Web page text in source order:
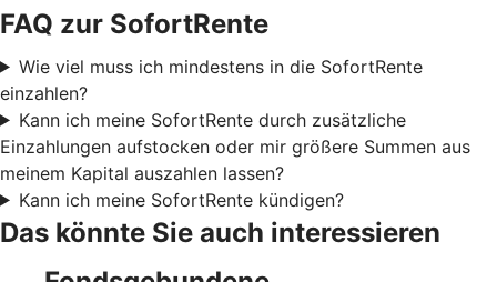
FAQ zur SofortRente
Wie viel muss ich mindestens in die SofortRente
einzahlen?
Kann ich meine SofortRente durch zusätzliche
Einzahlungen aufstocken oder mir größere Summen aus
meinem Kapital auszahlen lassen?
Kann ich meine SofortRente kündigen?
Das könnte Sie auch interessieren